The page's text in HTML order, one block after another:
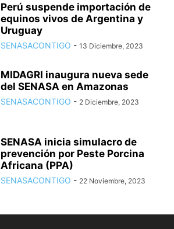
Perú suspende importación de
equinos vivos de Argentina y
Uruguay
SENASACONTIGO - 13 Diciembre, 2023
MIDAGRI inaugura nueva sede
del SENASA en Amazonas
SENASACONTIGO - 2 Diciembre, 2023
SENASA inicia simulacro de
prevención por Peste Porcina
Africana (PPA)
SENASACONTIGO - 22 Noviembre, 2023